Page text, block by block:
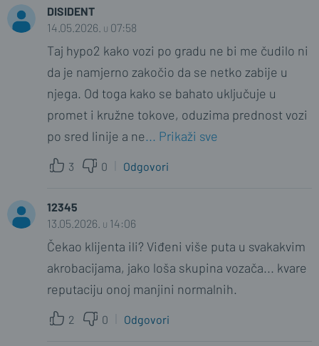
DISIDENT
14.05.2026. u 07:58
Taj hypo2 kako vozi po gradu ne bi me čudilo ni
da je namjerno zakočio da se netko zabije u
njega. Od toga kako se bahato uključuje u
promet i kružne tokove, oduzima prednost vozi
po sred linije a ne... Prikaži sve
3 0 Odgovori
12345
13.05.2026. u 14:06
Čekao klijenta ili? Viđeni više puta u svakakvim
akrobacijama, jako loša skupina vozača... kvare
reputaciju onoj manjini normalnih.
2 0 Odgovori